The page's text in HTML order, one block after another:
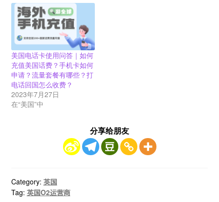
美国电话卡使用问答｜如何
充值美国话费？手机卡如何
申请？流量套餐有哪些？打
电话回国怎么收费？
2023年7月27日
在“美国”中
分享给朋友
Category: 英国
Tag: 英国O2运营商